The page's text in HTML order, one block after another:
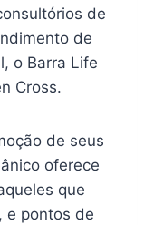
de
de
o Barra Life
Cross.
de seus
oferece
que
e pontos de